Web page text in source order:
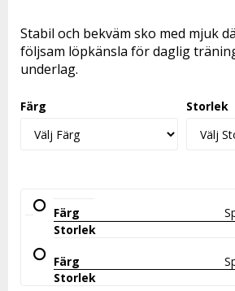
Stabil och bekväm sko med mjuk
följsam löpkänsla för daglig
underlag.
Färg Storlek